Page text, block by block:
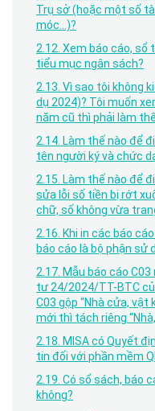
Trụ sở (hoặc một số
móc…)?
2.12. Xem báo cáo,
tiểu mục ngân sách?
2.13. Vì sao tôi không
dụ 2024)? Tôi muốn
năm cũ thì phải làm
2.14. Làm thế nào để
tên người ký và chức
2.15. Làm thế nào để
sửa lỗi số tiền bị rớt
chữ, số không vừa
2.16. Khi in các báo
báo cáo là bộ phận sử
2.17. Mẫu báo cáo
tư 24/2024/TT-BTC
C03 gộp “Nhà cửa,
mới thì tách riêng
2.18. MISA có Quyết
tin đối với phần mềm
2.19. Có sổ sách, báo
không?